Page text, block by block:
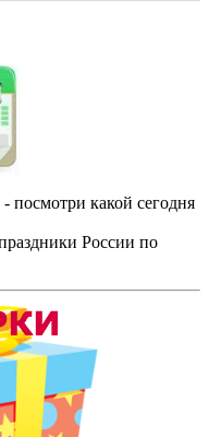
- посмотри какой сегодня
России по